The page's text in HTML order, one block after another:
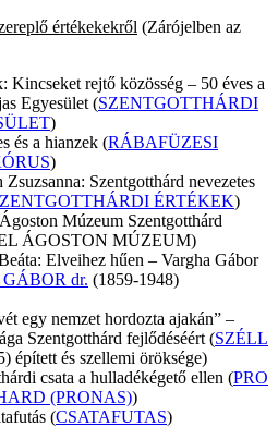
értékekekről (Zárójelben az
Kincseket rejtő közösség – 50 éves a
Egyesület (SZENTGOTTHÁRDI
)
és a hianzek (RÁBAFÜZESI
)
Szentgotthárd nevezetes
ÉRTÉKEK)
Múzeum Szentgotthárd
ÁGOSTON MÚZEUM)
Elveihez hűen – Vargha Gábor
dr. (1859-1948)
egy nemzet hordozta ajakán” –
Szentgotthárd fejlődéséért (SZÉLL
épített és szellemi öröksége)
csata a hulladékégető ellen (PRO
(PRONAS))
(CSATAFUTAS)